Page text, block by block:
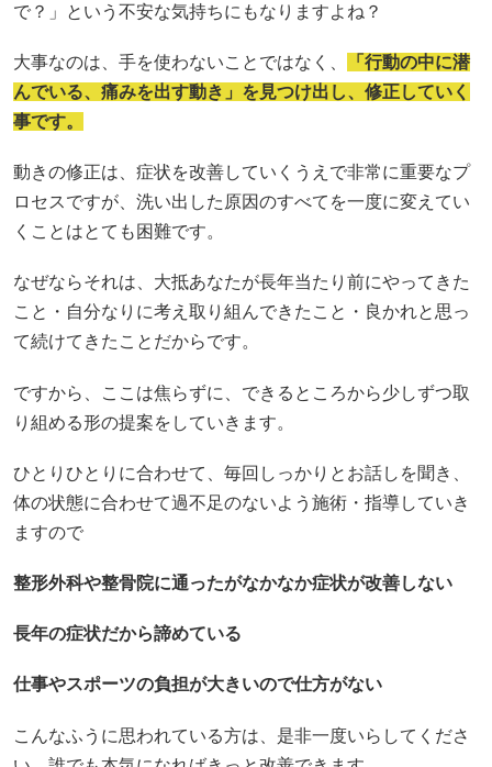
で？」という不安な気持ちにもなりますよね？
大事なのは、手を使わないことではなく、
「行動の中に潜
んでいる、痛みを出す動き」を見つけ出し、修正していく
事です。
動きの修正は、症状を改善していくうえで非常に重要なプ
ロセスですが、洗い出した原因のすべてを一度に変えてい
くことはとても困難です。
なぜならそれは、大抵あなたが長年当たり前にやってきた
こと・自分なりに考え取り組んできたこと・良かれと思っ
て続けてきたことだからです。
ですから、ここは焦らずに、できるところから少しずつ取
り組める形の提案をしていきます。
ひとりひとりに合わせて、毎回しっかりとお話しを聞き、
体の状態に合わせて過不足のないよう施術・指導していき
ますので
整形外科や整骨院に通ったがなかなか症状が改善しない
長年の症状だから諦めている
仕事やスポーツの負担が大きいので仕方がない
こんなふうに思われている方は、是非一度いらしてくださ